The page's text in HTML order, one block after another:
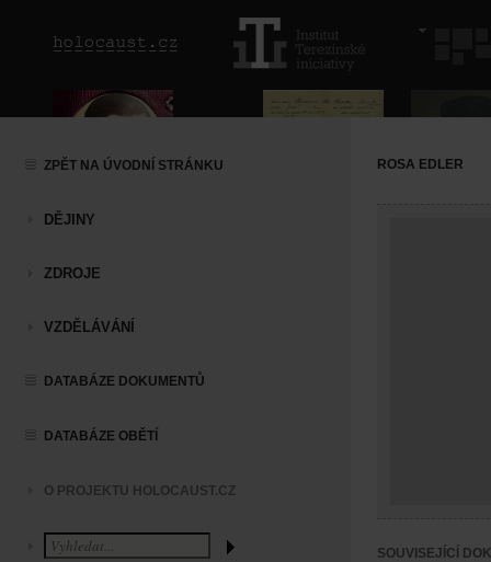
ZPĚT NA ÚVODNÍ STRÁNKU
DĚJINY
ZDROJE
VZDĚLÁVÁNÍ
DATABÁZE DOKUMENTŮ
DATABÁZE OBĚTÍ
O PROJEKTU HOLOCAUST.CZ
ROSA EDLER
SOUVISEJÍCÍ